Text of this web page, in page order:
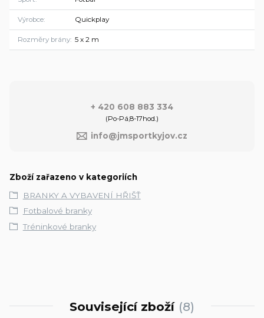
Výrobce Quickplay
Rozměry brány 5 x 2 m
+ 420 608 883 334
(Po-Pá,8-17hod.)
info@jmsportkyjov.cz
Zboží zařazeno v kategoriích
BRANKY A VYBAVENÍ HŘIŠŤ
Fotbalové branky
Tréninkové branky
Související zboží 8